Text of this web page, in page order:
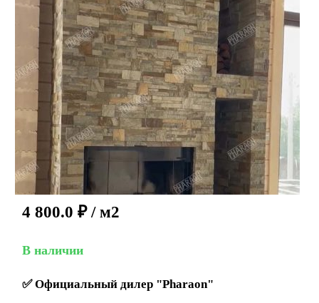
4 800.0 ₽ / м2
В наличии
✅Официальный дилер "Pharaon"